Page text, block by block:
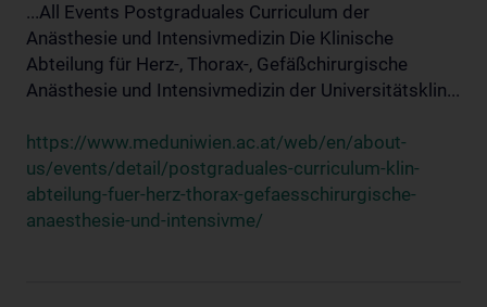
...All Events Postgraduales Curriculum der
Anästhesie und Intensivmedizin Die Klinische
Abteilung für Herz-, Thorax-, Gefäßchirurgische
Anästhesie und Intensivmedizin der Universitätsklin...
https://www.meduniwien.ac.at/web/en/about-
us/events/detail/postgraduales-curriculum-klin-
abteilung-fuer-herz-thorax-gefaesschirurgische-
anaesthesie-und-intensivme/